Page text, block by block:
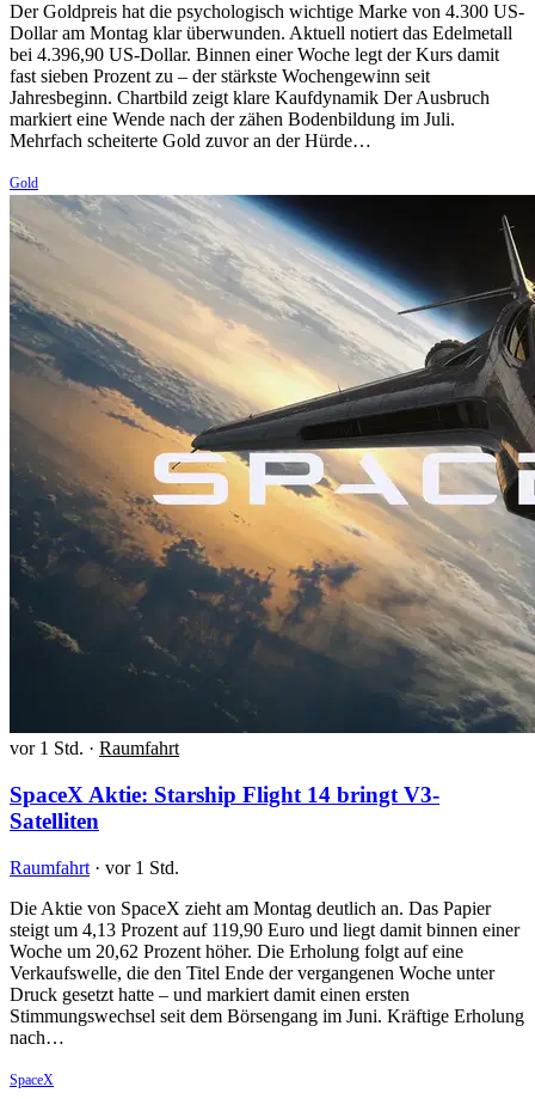
Der Goldpreis hat die psychologisch wichtige Marke von 4.300 US-
Dollar am Montag klar überwunden. Aktuell notiert das Edelmetall
bei 4.396,90 US-Dollar. Binnen einer Woche legt der Kurs damit
fast sieben Prozent zu – der stärkste Wochengewinn seit
Jahresbeginn. Chartbild zeigt klare Kaufdynamik Der Ausbruch
markiert eine Wende nach der zähen Bodenbildung im Juli.
Mehrfach scheiterte Gold zuvor an der Hürde…
Gold
vor 1 Std. · Raumfahrt
SpaceX Aktie: Starship Flight 14 bringt V3-
Satelliten
Raumfahrt · vor 1 Std.
Die Aktie von SpaceX zieht am Montag deutlich an. Das Papier
steigt um 4,13 Prozent auf 119,90 Euro und liegt damit binnen einer
Woche um 20,62 Prozent höher. Die Erholung folgt auf eine
Verkaufswelle, die den Titel Ende der vergangenen Woche unter
Druck gesetzt hatte – und markiert damit einen ersten
Stimmungswechsel seit dem Börsengang im Juni. Kräftige Erholung
nach…
SpaceX